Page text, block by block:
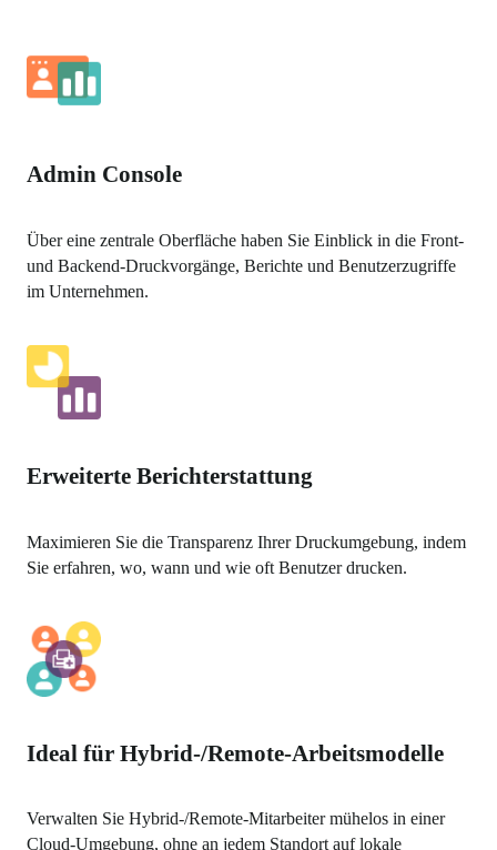
Admin Console
Über eine zentrale Oberfläche haben Sie Einblick in die Front-
und Backend-Druckvorgänge, Berichte und Benutzerzugriffe
im Unternehmen.
Erweiterte Berichterstattung
Maximieren Sie die Transparenz Ihrer Druckumgebung, indem
Sie erfahren, wo, wann und wie oft Benutzer drucken.
Ideal für Hybrid-/Remote-Arbeitsmodelle
Verwalten Sie Hybrid-/Remote-Mitarbeiter mühelos in einer
Cloud-Umgebung, ohne an jedem Standort auf lokale